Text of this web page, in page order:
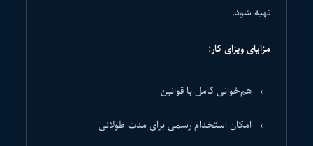
تهیه شود.
مزایای ویزای کار:
هم‌خوانی کامل با قوانین
امکان استخدام رسمی برای مدت طولانی